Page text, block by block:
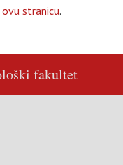
ovu stranicu.
fakultet